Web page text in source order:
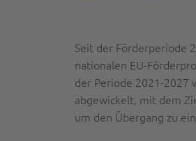
Seit der Förderperiode
nationalen EU-
der Periode 2021-2027
abgewickelt, mit dem
um den Übergang zu